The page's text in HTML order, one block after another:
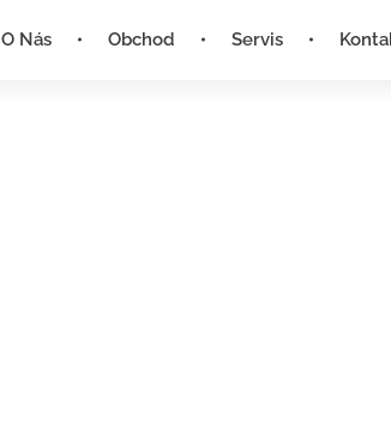
O Nás Obchod Servis